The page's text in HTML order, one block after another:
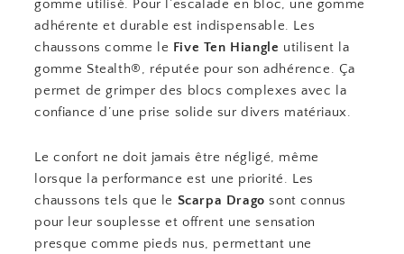
gomme utilisé. Pour l’escalade en bloc, une gomme
adhérente et durable est indispensable. Les
chaussons comme le Five Ten Hiangle utilisent la
gomme Stealth®, réputée pour son adhérence. Ça
permet de grimper des blocs complexes avec la
confiance d’une prise solide sur divers matériaux.
Le confort ne doit jamais être négligé, même
lorsque la performance est une priorité. Les
chaussons tels que le Scarpa Drago sont connus
pour leur souplesse et offrent une sensation
presque comme pieds nus, permettant une